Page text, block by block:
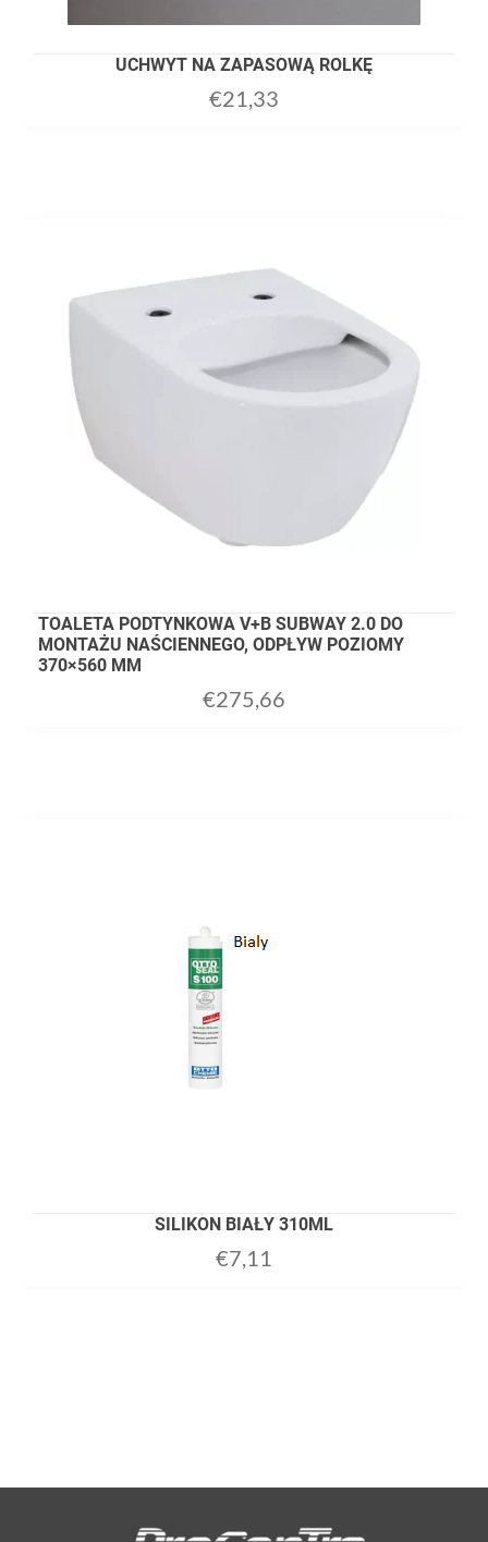
UCHWYT NA ZAPASOWĄ ROLKĘ
€21,33
TOALETA PODTYNKOWA V+B SUBWAY 2.0 DO
MONTAŻU NAŚCIENNEGO, ODPŁYW POZIOMY
370×560 MM
€275,66
SILIKON BIAŁY 310ML
€7,11